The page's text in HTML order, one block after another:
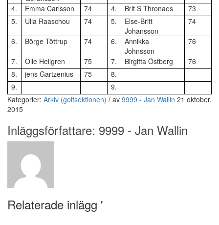
4.
Emma Carlsson 74 4. Brit S Thronaes
73
5.
Ulla Raaschou 74 5.
Else-Britt
Johansson
74
6. Börge Töttrup 74 6.
Annikka
Johnsson
76
7. Olle Hellgren 75 7. Birgitta Östberg
76
8.
jens Gartzenius 75
8.
9.
9.
Kategorier: Arkiv (golfsektionen) / av 9999 - Jan Wallin 21 oktober,
2015
Inläggsförfattare: 9999 - Jan Wallin
Relaterade inlägg '